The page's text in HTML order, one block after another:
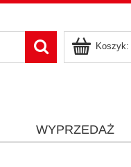
Koszyk:
WYPRZEDAŻ